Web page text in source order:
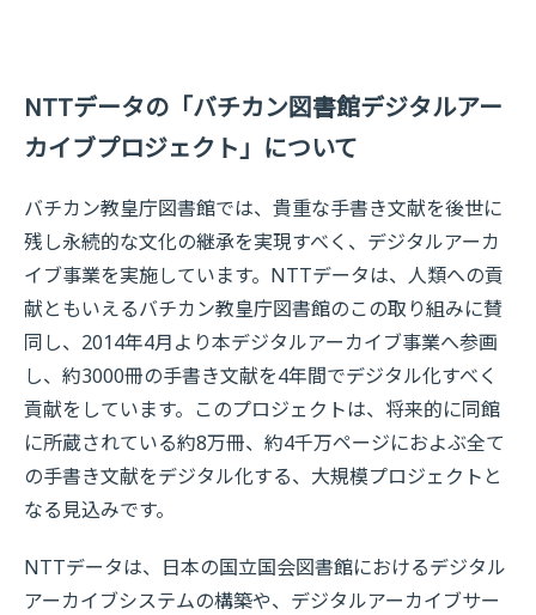
NTTデータの「バチカン図書館デジタルアー
カイブプロジェクト」について
バチカン教皇庁図書館では、貴重な手書き文献を後世に
残し永続的な文化の継承を実現すべく、デジタルアーカ
イブ事業を実施しています。NTTデータは、人類への貢
献ともいえるバチカン教皇庁図書館のこの取り組みに賛
同し、2014年4月より本デジタルアーカイブ事業へ参画
し、約3000冊の手書き文献を4年間でデジタル化すべく
貢献をしています。このプロジェクトは、将来的に同館
に所蔵されている約8万冊、約4千万ページにおよぶ全て
の手書き文献をデジタル化する、大規模プロジェクトと
なる見込みです。
NTTデータは、日本の国立国会図書館におけるデジタル
アーカイブシステムの構築や、デジタルアーカイブサー